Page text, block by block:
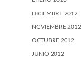
DICIEMBRE 2012
NOVIEMBRE 2012
OCTUBRE 2012
JUNIO 2012